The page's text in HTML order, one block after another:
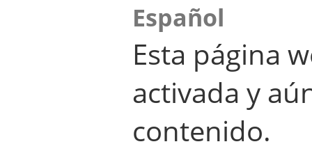
Español
Esta página
activada y
contenido.